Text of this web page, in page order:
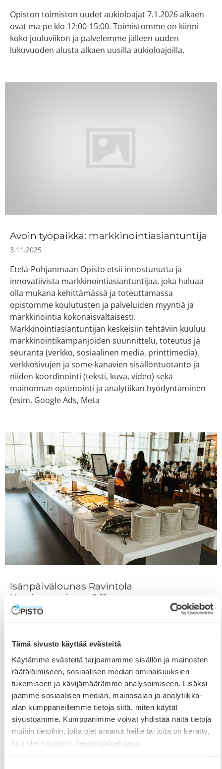
Tämä sivusto käyttää evästeitä
Käytämme evästeitä tarjoamamme sisällön ja mainosten
räätälöimiseen, sosiaalisen median ominaisuuksien
tukemiseen ja kävijämäärämme analysoimiseen. Lisäksi
jaamme sosiaalisen median, mainosalan ja analytiikka-
alan kumppaneillemme tietoja siitä, miten käytät
sivustoamme. Kumppanimme voivat yhdistää näitä tietoja
muihin tietoihin, joita olet antanut heille tai joita on kerätty,
kun olet käyttänyt heidän palvelujaan.
Opiston toimiston uudet aukioloajat 7.1.2026 alkaen
ovat ma-pe klo 12:00-15:00. Toimistomme on kiinni
koko jouluviikon ja palvelemme jälleen uuden
lukuvuoden alusta alkaen uusilla aukioloajoilla.
Avoin työpaikka: markkinointiasiantuntija
3.11.2025
Etelä-Pohjanmaan Opisto etsii innostunutta ja
innovatiivista markkinointiasiantuntijaa, joka haluaa
olla mukana kehittämässä ja toteuttamassa
opistomme koulutusten ja palveluiden myyntiä ja
markkinointia kokonaisvaltaisesti.
Markkinointiasiantuntijan keskeisiin tehtäviin kuuluu
markkinointikampanjoiden suunnittelu, toteutus ja
seuranta (verkko, sosiaalinen media, printtimedia),
verkkosivujen ja some-kanavien sisällöntuotanto ja
niiden koordinointi (teksti, kuva, video) sekä
mainonnan optimointi ja analytiikan hyödyntäminen
(esim. Google Ads, Meta
Isänpäivälounas Ravintola
Katajanmarjassa 9.11.
27.10.2025
maittava isänpäivälounas sunnuntaina 9.11. klo 11-13.
Tarjolla on runsas salaattipöytä, lämmin ruoka,
juomat ja leivät sekä jälkiruoka ja kahvi. Alta näet koko
menun tarkemmin. Varaukset sekä erityisruokavaliot
pyydämme ilmoittamaan viimeistään ma 3.11. aikana
(toimisto@epopisto.fi tai 06 425 600). Menu 30€/hlö
(5–12 v. / 15€, alle 5-vuotiaat maksutta). Koko buffet-
pöytä kuuluu